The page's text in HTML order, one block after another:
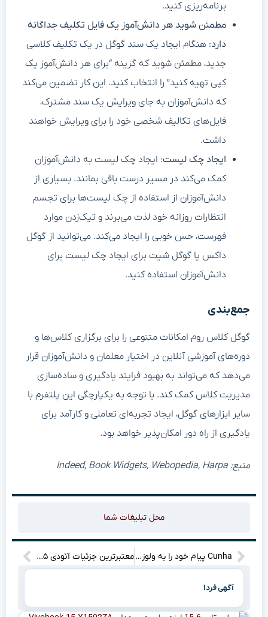
برنامه‌ریزی کنید.
مطمئن شوید هر دانش‌آموز یک فایل تکلیف جداگانه
دارد: هنگام ایجاد یک سند گوگل در یک تکلیف کلاسی
جدید، مطمئن شوید که گزینه “برای هر دانش‌آموز یک
کپی تهیه کنید” را انتخاب کنید. این کار تضمین می‌کند
که دانش‌آموزان به جای ویرایش یک سند مشترک،
فایل‌های تکالیف شخصی‌ خود را برای ویرایش خواهند
داشت.
ایجاد چک لیست: ایجاد چک لیست‌ به دانش‌آموزان
کمک می‌کند در مسیر درست باقی بمانند. بسیاری از
دانش‌آموزان از استفاده از چک لیست‌ها برای تجسم
انتظارات روزانه خود لذت می‌برند و تیک‌زدن موارد
فهرست، حس خوبی را ایجاد می‌کند. می‌توانید از گوگل
داکس یا گوگل شیت برای ایجاد چک لیست برای
دانش‌آموزان استفاده کنید.
جمع‌بندی
گوگل کلاس روم امکانات متنوعی را برای برگزاری کلاس‌ها و
دوره‌های آموزشی آنلاین در اختیار معلمان و دانش‌آموزان قرار
می‌دهد که می‌تواند به بهبود فرایند یادگیری و ساده‌سازی
مدیریت کلاس کمک کند. با توجه به یکپارچگی این پلتفرم با
سایر ابزارهای گوگل، ایجاد تجربه‌ای تعاملی و کارآمد برای
یادگیری از راه دور امکان‌پذیر خواهد بود.
منبع: Indeed, Book Widgets, Webopedia, Harpa
محل تبلیغات شما
Cunha پیام خود را به ولوز ارسال کرد؛ آیا انتقال به منچستریونایتد در پیش است؟ معتبرترین جزئیات آئودی E۵ اسپرت‌بک فاش شد؛ خودروی برقی زیبا با طراحی شگفت‌انگیز!
آگهی فردا